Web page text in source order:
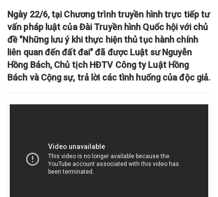
Ngày 22/6, tại Chương trình truyền hình trực tiếp tư
vấn pháp luật của Đài Truyền hình Quốc hội với chủ
đề "Những lưu ý khi thực hiện thủ tục hành chính
liên quan đến đất đai" đã được Luật sư Nguyễn
Hồng Bách, Chủ tịch HĐTV Công ty Luật Hồng
Bách và Cộng sự, trả lời các tình huống của độc giả.